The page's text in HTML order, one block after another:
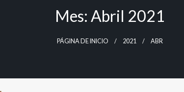
Mes: Abril 2021
PÁGINA DE INICIO 2021 ABR